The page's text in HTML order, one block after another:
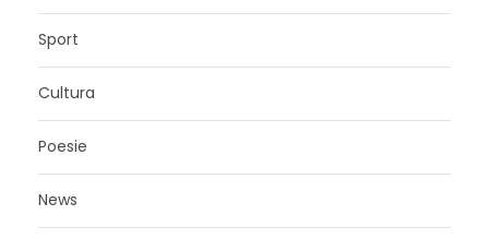
Sport
Cultura
Poesie
News